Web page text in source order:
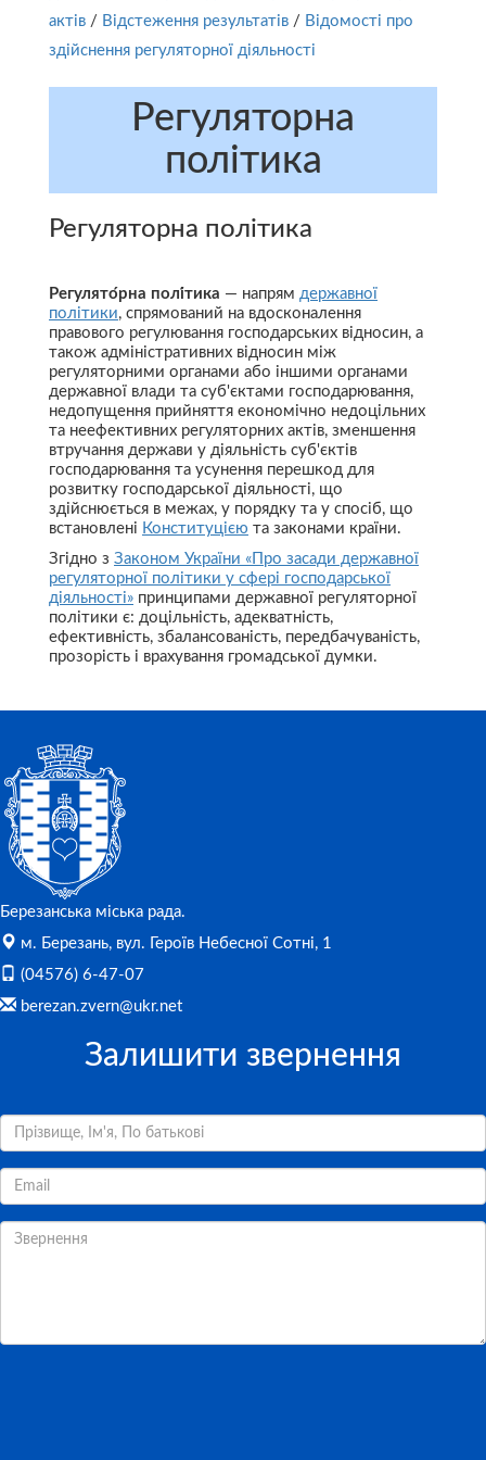
актів / Відстеження результатів / Відомості про
здійснення регуляторної діяльності
Регуляторна
політика
Регуляторна політика
Регулято́рна полі́тика — напрям державної
політики, спрямований на вдосконалення
правового регулювання господарських відносин, а
також адміністративних відносин між
регуляторними органами або іншими органами
державної влади та суб'єктами господарювання,
недопущення прийняття економічно недоцільних
та неефективних регуляторних актів, зменшення
втручання держави у діяльність суб'єктів
господарювання та усунення перешкод для
розвитку господарської діяльності, що
здійснюється в межах, у порядку та у спосіб, що
встановлені Конституцією та законами країни.
Згідно з Законом України «Про засади державної
регуляторної політики у сфері господарської
діяльності» принципами державної регуляторної
політики є: доцільність, адекватність,
ефективність, збалансованість, передбачуваність,
прозорість і врахування громадської думки.
Березанська міська рада.
м. Березань, вул. Героїв Небесної Сотні, 1
(04576) 6-47-07
berezan.zvern@ukr.net
Залишити звернення